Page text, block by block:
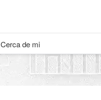
Cerca de mi